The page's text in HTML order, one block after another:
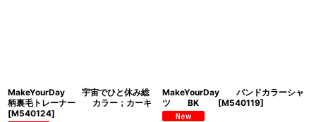
MakeYourDay 宇宙でひと休み総
柄裏毛トレーナー カラー；カーキ
[M540124]
MakeYourDay バンドカラーシャ
ツ BK
[M540119]